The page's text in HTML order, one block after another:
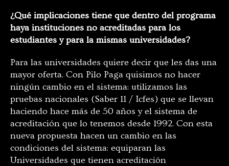
¿Qué implicaciones tiene que dentro del programa
haya instituciones no acreditadas para los
estudiantes y para la mismas universidades?
Para las universidades quiere decir que les das una
mayor oferta. Con Pilo Paga quisimos no hacer
ningún cambio en el sistema: utilizamos las
pruebas nacionales (Saber 11 / Icfes) que se llevan
haciendo hace más de 50 años y el sistema de
acreditación que lo tenemos desde 1992. Con esta
nueva propuesta hacen un cambio en las
condiciones del sistema: equiparan las
Universidades que tienen acreditación